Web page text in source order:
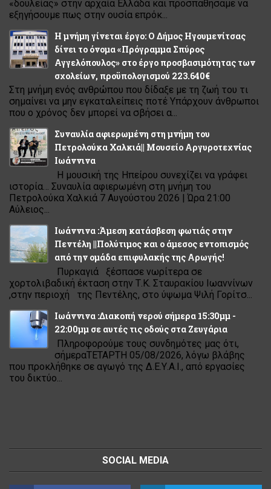
«δουλείας» στην αρχαία Ελλάδα και προσπαθήσαμε να
εξηγήσουμε πως στην ουσία επρόκ...
Η μνήμη γίνεται έργο: Ο Δήμος Ηγουμενίτσας
δίνει το όνομα «Πρόγραμμα Σπύρος
Αγγελόπουλος» στο έργο προσβασιμότητας των
σχολείων, προϋπολογισμού 223.640€
Στη μνήμη ενός ανθρώπου που δίδαξε με τη ζωή του τι
σημαίνει να μην εγκαταλείπεις ποτέ Υπάρχουν άνθρωποι
που ο χρόνος δεν μπορεί να σβήσει α...
Συναυλία αφιερωμένη στη μνήμη του
Πετρολούκα Χαλκιά|| Μουσείο Αργυροτεχνίας
Ιωάννινα
Η μουσική της Ηπείρου συνεχίζει να γράφει
ιστορία… Συναυλία αφιερωμένη στη μνήμη του
Πετρολούκα Χαλκιά 7 Αυγούστου 2026 | Ώρα 21:00
Αύλειος...
Ιωάννινα :Άμεση κατάσβεση φωτιάς στην
Πεντέλη ||Πολύτιμος και ο άμεσος εντοπισμός
από την ομάδα επιφυλακής της Αρωγής!
Πυρκαγιά ξέσπασε νωρίτερα σε
χορτολιβαδική έκταση στην Τ.Κ. Σταυρακίου Ιωαννίνων
,στην περιοχή της Πεντέλης, στο ύψωμα Ψιλή Γορίτσ...
Ιωάννινα :Διακοπή νερού σήμερα 15:30μμ -
22:00μμ σε αυτές τις οδούς στα Ζευγάρια
Πληροφορούμε τους συνδημότες μας ότι,
σήμεραΤΕΤΑΡΤΗ 05/08/2026, λόγω βλάβης
που προκλήθηκε σε αγωγό της Δ.Ε.Υ.Α.Ι., από εργασίες
του δικτύο...
SOCIAL MEDIA